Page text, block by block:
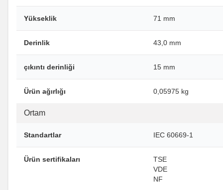
Yükseklik 71 mm
Derinlik 43,0 mm
çıkıntı derinliği 15 mm
Ürün ağırlığı 0,05975 kg
Ortam
Standartlar IEC 60669-1
Ürün sertifikaları
TSE
VDE
NF